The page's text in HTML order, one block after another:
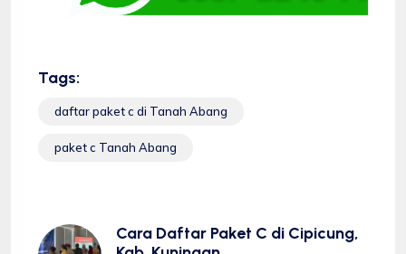
Tags:
daftar paket c di Tanah Abang
paket c Tanah Abang
Cara Daftar Paket C di Cipicung,